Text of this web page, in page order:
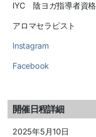
IYC 陰ヨガ指導者資格
アロマセラピスト
Instagram
Facebook
開催日程詳細
2025年5月10日